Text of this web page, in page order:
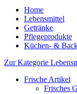
Home
Lebensmittel
Getränke
Pflegeprodukte
Küchen- &
Zur Kategorie
Frische Artikel
Frisches